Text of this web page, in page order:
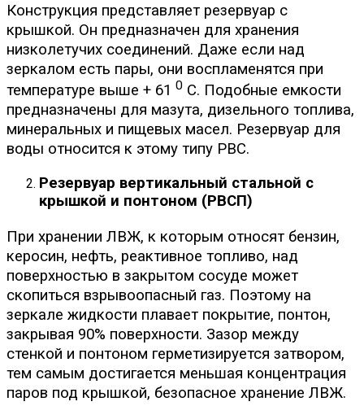
Конструкция представляет резервуар с
крышкой. Он предназначен для хранения
низколетучих соединений. Даже если над
зеркалом есть пары, они воспламенятся при
температуре выше + 61 0 С. Подобные емкости
предназначены для мазута, дизельного топлива,
минеральных и пищевых масел. Резервуар для
воды относится к этому типу РВС.
Резервуар вертикальный стальной с
крышкой и понтоном (РВСП)
При хранении ЛВЖ, к которым относят бензин,
керосин, нефть, реактивное топливо, над
поверхностью в закрытом сосуде может
скопиться взрывоопасный газ. Поэтому на
зеркале жидкости плавает покрытие, понтон,
закрывая 90% поверхности. Зазор между
стенкой и понтоном герметизируется затвором,
тем самым достигается меньшая концентрация
паров под крышкой, безопасное хранение ЛВЖ.